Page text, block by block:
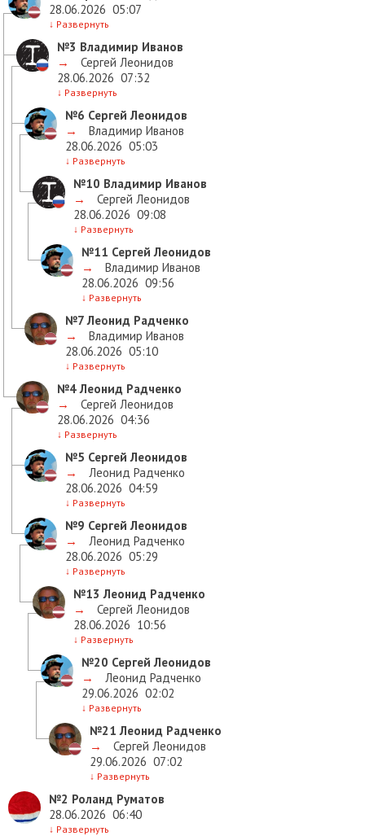
28.06.2026 05:07
↓ Развернуть
№3 Владимир Иванов
→
Сергей Леонидов
28.06.2026 07:32
↓ Развернуть
№6 Сергей Леонидов
→
Владимир Иванов
28.06.2026 05:03
↓ Развернуть
№10 Владимир Иванов
→
Сергей Леонидов
28.06.2026 09:08
↓ Развернуть
№11 Сергей Леонидов
→
Владимир Иванов
28.06.2026 09:56
↓ Развернуть
№7Леонид Радченко
→
Владимир Иванов
28.06.2026 05:10
↓ Развернуть
№4Леонид Радченко
→
Сергей Леонидов
28.06.2026 04:36
↓ Развернуть
№5 Сергей Леонидов
→
Леонид Радченко
28.06.2026 04:59
↓ Развернуть
№9 Сергей Леонидов
→
Леонид Радченко
28.06.2026 05:29
↓ Развернуть
№13 Леонид Радченко
→
Сергей Леонидов
28.06.2026 10:56
↓ Развернуть
№20 Сергей Леонидов
→
Леонид Радченко
29.06.2026 02:02
↓ Развернуть
№21 Леонид Радченко
→
Сергей Леонидов
29.06.2026 07:02
↓ Развернуть
№2 Роланд Руматов
28.06.2026 06:40
↓ Развернуть